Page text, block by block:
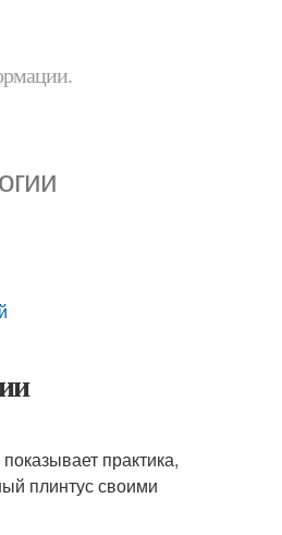
практика,
плинтус своими